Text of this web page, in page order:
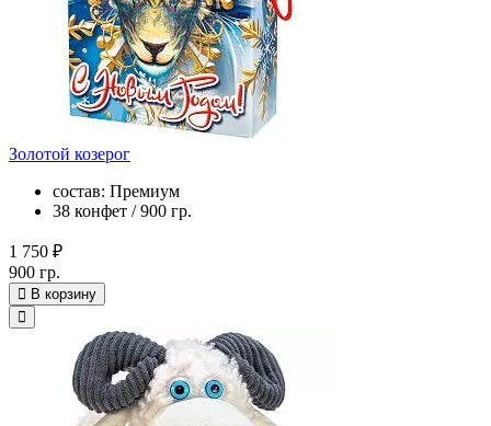
Золотой козерог
состав: Премиум
38 конфет / 900 гр.
1 750 ₽
900 гр.
В корзину